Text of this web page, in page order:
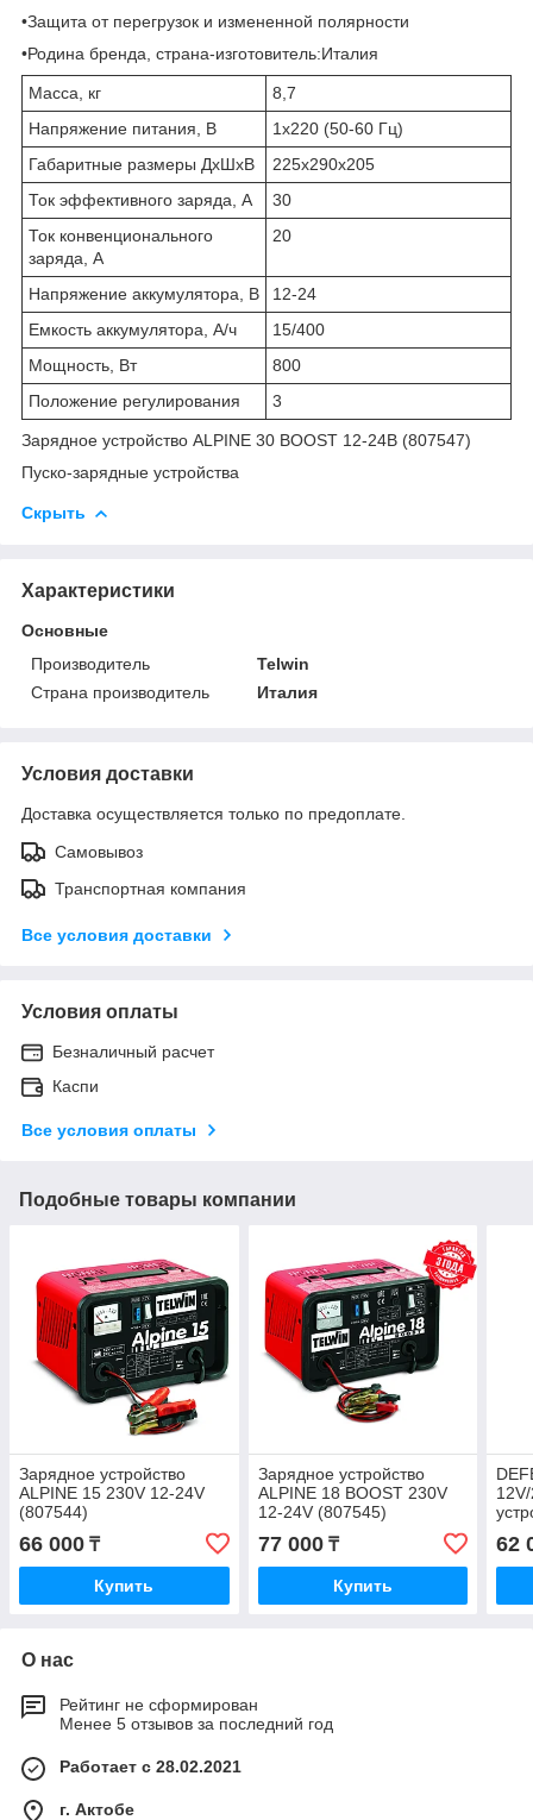
•Защита от перегрузок и измененной полярности
•Родина бренда, страна-изготовитель:Италия
Масса, кг
8,7
Напряжение питания, В
1х220 (50-60 Гц)
Габаритные размеры ДхШхВ
225х290х205
Ток эффективного заряда, А
30
Ток конвенционального
заряда, А
20
Напряжение аккумулятора, В
12-24
Емкость аккумулятора, А/ч
15/400
Мощность, Вт
800
Положение регулирования
3
Зарядное устройство ALPINE 30 BOOST 12-24В (807547)
Пуско-зарядные устройства
Скрыть
Характеристики
Основные
Производитель
Telwin
Страна производитель
Италия
Условия доставки
Доставка осуществляется только по предоплате.
Самовывоз
Транспортная компания
Все условия доставки
Условия оплаты
Безналичный расчет
Каспи
Все условия оплаты
Подобные товары компании
Зарядное устройство
ALPINE 15 230V 12-24V
(807544)
66 000 ₸
Купить
Зарядное устройство
ALPINE 18 BOOST 230V
12-24V (807545)
77 000₸
Купить
62
О нас
Рейтинг не сформирован
Менее 5 отзывов за последний год
Работает с 28.02.2021
г. Актобе